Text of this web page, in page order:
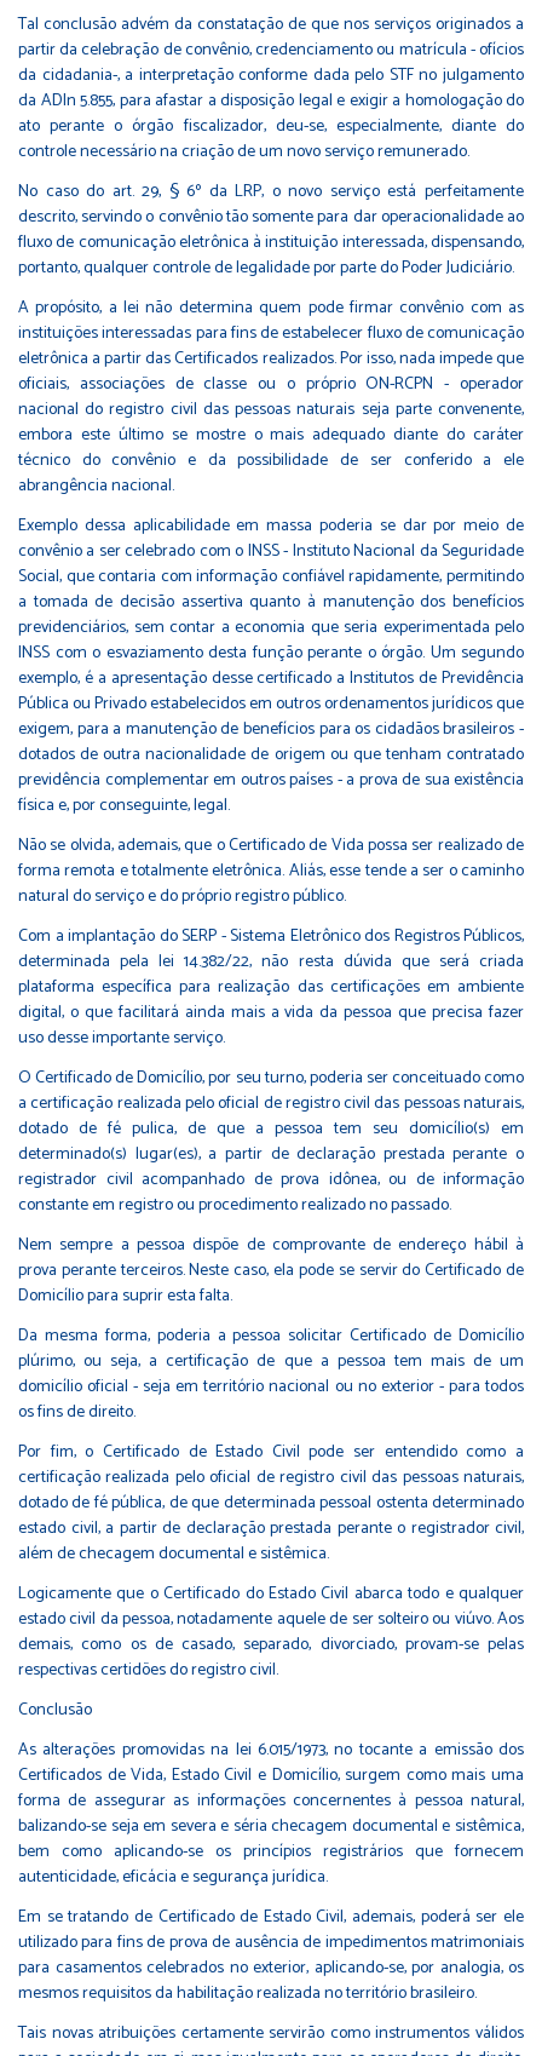
Tal conclusão advém da constatação de que nos serviços originados a
partir da celebração de convênio, credenciamento ou matrícula - ofícios
da cidadania-, a interpretação conforme dada pelo STF no julgamento
da ADIn 5.855, para afastar a disposição legal e exigir a homologação do
ato perante o órgão fiscalizador, deu-se, especialmente, diante do
controle necessário na criação de um novo serviço remunerado.
No caso do art. 29, § 6º da LRP, o novo serviço está perfeitamente
descrito, servindo o convênio tão somente para dar operacionalidade ao
fluxo de comunicação eletrônica à instituição interessada, dispensando,
portanto, qualquer controle de legalidade por parte do Poder Judiciário.
A propósito, a lei não determina quem pode firmar convênio com as
instituições interessadas para fins de estabelecer fluxo de comunicação
eletrônica a partir das Certificados realizados. Por isso, nada impede que
oficiais, associações de classe ou o próprio ON-RCPN - operador
nacional do registro civil das pessoas naturais seja parte convenente,
embora este último se mostre o mais adequado diante do caráter
técnico do convênio e da possibilidade de ser conferido a ele
abrangência nacional.
Exemplo dessa aplicabilidade em massa poderia se dar por meio de
convênio a ser celebrado com o INSS - Instituto Nacional da Seguridade
Social, que contaria com informação confiável rapidamente, permitindo
a tomada de decisão assertiva quanto à manutenção dos benefícios
previdenciários, sem contar a economia que seria experimentada pelo
INSS com o esvaziamento desta função perante o órgão. Um segundo
exemplo, é a apresentação desse certificado a Institutos de Previdência
Pública ou Privado estabelecidos em outros ordenamentos jurídicos que
exigem, para a manutenção de benefícios para os cidadãos brasileiros -
dotados de outra nacionalidade de origem ou que tenham contratado
previdência complementar em outros países - a prova de sua existência
física e, por conseguinte, legal.
Não se olvida, ademais, que o Certificado de Vida possa ser realizado de
forma remota e totalmente eletrônica. Aliás, esse tende a ser o caminho
natural do serviço e do próprio registro público.
Com a implantação do SERP - Sistema Eletrônico dos Registros Públicos,
determinada pela lei 14.382/22, não resta dúvida que será criada
plataforma específica para realização das certificações em ambiente
digital, o que facilitará ainda mais a vida da pessoa que precisa fazer
uso desse importante serviço.
O Certificado de Domicílio, por seu turno, poderia ser conceituado como
a certificação realizada pelo oficial de registro civil das pessoas naturais,
dotado de fé pulica, de que a pessoa tem seu domicílio(s) em
determinado(s) lugar(es), a partir de declaração prestada perante o
registrador civil acompanhado de prova idônea, ou de informação
constante em registro ou procedimento realizado no passado.
Nem sempre a pessoa dispõe de comprovante de endereço hábil à
prova perante terceiros. Neste caso, ela pode se servir do Certificado de
Domicílio para suprir esta falta.
Da mesma forma, poderia a pessoa solicitar Certificado de Domicílio
plúrimo, ou seja, a certificação de que a pessoa tem mais de um
domicílio oficial - seja em território nacional ou no exterior - para todos
os fins de direito.
Por fim, o Certificado de Estado Civil pode ser entendido como a
certificação realizada pelo oficial de registro civil das pessoas naturais,
dotado de fé pública, de que determinada pessoal ostenta determinado
estado civil, a partir de declaração prestada perante o registrador civil,
além de checagem documental e sistêmica.
Logicamente que o Certificado do Estado Civil abarca todo e qualquer
estado civil da pessoa, notadamente aquele de ser solteiro ou viúvo. Aos
demais, como os de casado, separado, divorciado, provam-se pelas
respectivas certidões do registro civil.
Conclusão
As alterações promovidas na lei 6.015/1973, no tocante a emissão dos
Certificados de Vida, Estado Civil e Domicílio, surgem como mais uma
forma de assegurar as informações concernentes à pessoa natural,
balizando-se seja em severa e séria checagem documental e sistêmica,
bem como aplicando-se os princípios registrários que fornecem
autenticidade, eficácia e segurança jurídica.
Em se tratando de Certificado de Estado Civil, ademais, poderá ser ele
utilizado para fins de prova de ausência de impedimentos matrimoniais
para casamentos celebrados no exterior, aplicando-se, por analogia, os
mesmos requisitos da habilitação realizada no território brasileiro.
Tais novas atribuições certamente servirão como instrumentos válidos